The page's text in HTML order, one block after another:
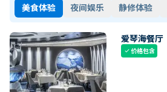
美食体验 夜间娱乐 静修体验
爱琴海餐厅
check价格包含